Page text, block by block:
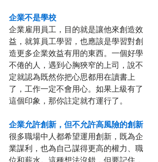
企業不是學校
企業雇用員工，目的就是讓他來創造效
益，就算員工學習，也應該是學習對創
造更多企業效益有用的東西。一個好學
不倦的人，遇到心胸狹窄的上司，說不
定就認為既然你把心思都用在讀書上
了，工作一定不會用心。如果上級有了
這個印象，那你註定就冇運行了。
企業允許創新，但不允許高風險的創新
很多職場中人都希望運用創新，既為企
業謀利，也為自己謀得更高的權力、職